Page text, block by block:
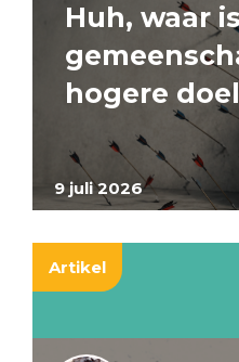
9 juli 2026
Huh, waar
hogere
Artikel